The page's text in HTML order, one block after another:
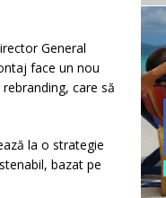
General
face un nou
care să
la o strategie
bazat pe